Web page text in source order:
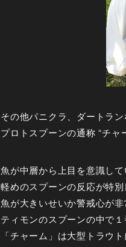
その他パニクラ、ダートラ
プロトスプーンの通称 “チャ
魚が中層から上目を意識して
軽めのスプーンの反応が特別
魚が大きいせいか警戒心が
ティモンのスプーンの中で１
「チャーム」は大型トラウ